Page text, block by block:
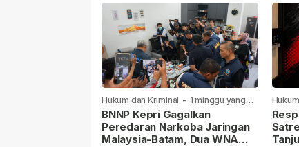
Hukum dan Kriminal - 1 minggu yang
lalu
BNNP Kepri Gagalkan
Peredaran Narkoba Jaringan
Malaysia-Batam, Dua WNA
lalu